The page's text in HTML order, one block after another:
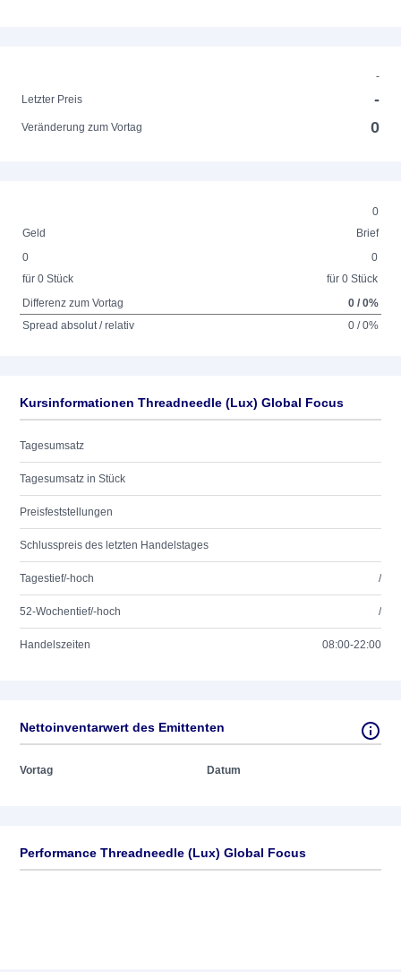
-
Letzter Preis
-
Veränderung zum Vortag 0
0
Geld
Brief
0
für 0 Stück
0
für 0 Stück
Differenz zum Vortag
0 / 0%
Spread absolut / relativ
0 / 0%
Kursinformationen Threadneedle (Lux) Global Focus
Tagesumsatz
Tagesumsatz in Stück
Preisfeststellungen
Schlusspreis des letzten Handelstages
Tagestief/-hoch /
52-Wochentief/-hoch /
Handelszeiten 08:00-22:00
Nettoinventarwert des Emittenten
Vortag Datum
Performance Threadneedle (Lux) Global Focus